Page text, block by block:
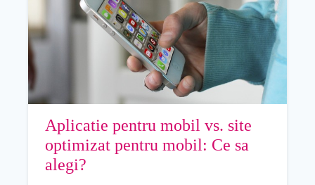
Aplicatie pentru mobil vs. site
optimizat pentru mobil: Ce sa
alegi?